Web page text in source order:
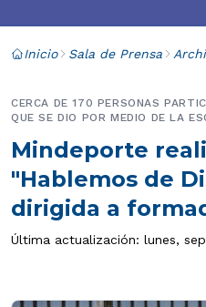
Inicio Sala de Prensa
Mindeporte
"Hablemos de
dirigida a
CERCA DE 170 PERSONAS
QUE SE DIO POR MEDIO DE LA
Última actualización: lunes,